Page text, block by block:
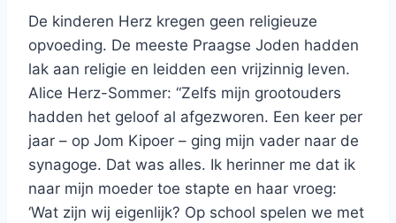
De kinderen Herz kregen geen religieuze
opvoeding. De meeste Praagse Joden hadden
lak aan religie en leidden een vrijzinnig leven.
Alice Herz-Sommer: “Zelfs mijn grootouders
hadden het geloof al afgezworen. Een keer per
jaar – op Jom Kipoer – ging mijn vader naar de
synagoge. Dat was alles. Ik herinner me dat ik
naar mijn moeder toe stapte en haar vroeg:
‘Wat zijn wij eigenlijk? Op school spelen we met